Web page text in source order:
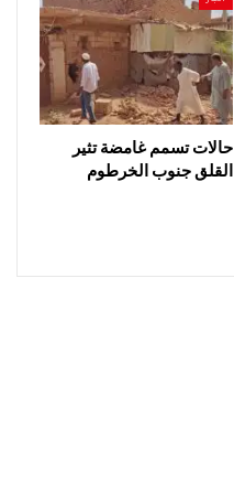
حالات تسمم غامضة تثير
القلق جنوب الخرطوم